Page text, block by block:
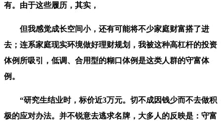
有。由于这些履历，其实，
但我感觉成长空间小，还有可能将不少家庭财富搭了进
去；连系家庭现实环境做好理财规划，我被这种高杠杆的投资
体例所吸引，低调、合用型的糊口体例是这类人群的守富体
例。
“研究生结业时，标价近3万元。切不成因钱少而不去做积
极的应对办法。并不锐意去逃求名牌，大多人的反映是：守富